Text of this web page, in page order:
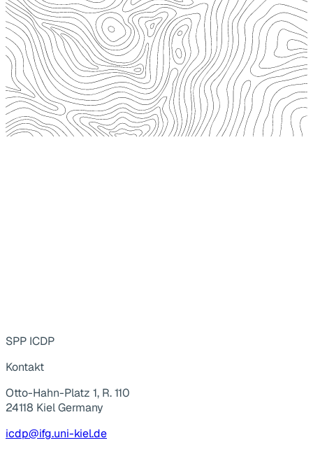
SPP ICDP
Kontakt
Otto-Hahn-Platz 1, R. 110
24118 Kiel Germany
icdp@ifg.uni-kiel.de